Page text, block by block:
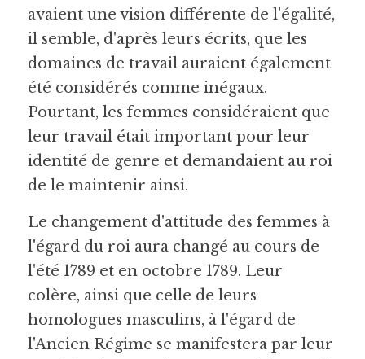
avaient une vision différente de l'égalité,
il semble, d'après leurs écrits, que les
domaines de travail auraient également
été considérés comme inégaux.
Pourtant, les femmes considéraient que
leur travail était important pour leur
identité de genre et demandaient au roi
de le maintenir ainsi.
Le changement d'attitude des femmes à
l'égard du roi aura changé au cours de
l'été 1789 et en octobre 1789. Leur
colère, ainsi que celle de leurs
homologues masculins, à l'égard de
l'Ancien Régime se manifestera par leur